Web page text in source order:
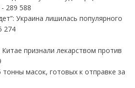
289 588
Украина лишилась популярного
274
признали лекарством против
масок, готовых к отправке за